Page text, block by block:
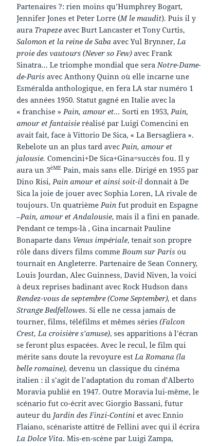
Partenaires ?: rien moins qu’Humphrey Bogart,
Jennifer Jones et Peter Lorre (M le maudit). Puis il y
aura Trapeze avec Burt Lancaster et Tony Curtis,
Salomon et la reine de Saba avec Yul Brynner, La
proie des vautours (Never so Few) avec Frank
Sinatra… Le triomphe mondial que sera Notre-Dame-
de-Parisavec Anthony Quinn où elle incarne une
Esméralda anthologique, en fera LA star numéro 1
des années 1950. Statut gagné en Italie avec la
« franchise » Pain, amour et… Sorti en 1953, Pain,
amour et fantaisie réalisé par Luigi Comencini en
avait fait, face à Vittorio De Sica, « La Bersagliera ».
Rebelote un an plus tard avec Pain, amour et
jalousie. Comencini+De Sica+Gina=succès fou. Il y
aura un 3èME Pain, mais sans elle. Dirigé en 1955 par
Dino Risi, Pain amour et ainsi soit-il donnait à De
Sica la joie de jouer avec Sophia Loren, LA rivale de
toujours. Un quatrième Pain fut produit en Espagne
–Pain, amour et Andalousie, mais il a fini en panade.
Pendant ce temps-là , Gina incarnait Pauline
Bonaparte dans Venus impériale, tenait son propre
rôle dans divers films comme Boum sur Paris ou
tournait en Angleterre. Partenaire de Sean Connery,
Louis Jourdan, Alec Guinness, David Niven, la voici
à deux reprises badinant avec Rock Hudson dans
Rendez-vous de septembre (Come September), et dans
Strange Bedfellowes. Si elle ne cessa jamais de
tourner, films, téléfilms et mêmes séries(Falcon
Crest, La croisière s’amuse), ses apparitions à l’écran
se feront plus espacées. Avec le recul, le film qui
mérite sans doute la revoyure est La Romana (la
belle romaine), devenu un classique du cinéma
italien : il s’agit de l’adaptation du roman d’Alberto
Moravia publié en 1947. Outre Moravia lui-même, le
scénario fut co-écrit avec Giorgio Bassani, futur
auteur du Jardin des Finzi-Contini et avec Ennio
Flaiano, scénariste attitré de Fellini avec qui il écrira
La Dolce Vita. Mis-en-scène par Luigi Zampa,